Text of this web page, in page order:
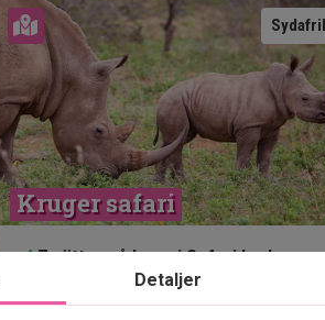
Se karta
Kruger safari
7 nätter på Lamai Safari Lodges
med helpension
Game Drives i Lamai Safaris
Detaljer